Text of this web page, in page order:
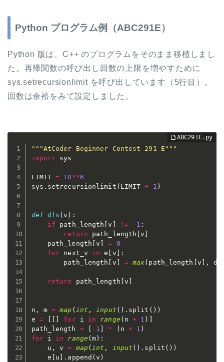
Python プログラム例（ABC291E）
Python 版は、C++ のプログラムをそのまま移植しまし
た。再帰関数の呼び出し回数の上限を増やすために
sys.setrecursionlimit を呼び出しています（5行目）。
回数は余裕をみて設定しました。
"""AtCoder Beginner Contest 291 E"""
import sys
LIMIT = 10 **6
sys . setrecursionlimit ( LIMIT + 1 )
def dfs (v ) :
if path_length [v != - 1 :
return path_length [v
    path_length
[v = 0
for next_v in e v
:
        path_length
v = max( path_length v ,
return path_length v
n , m = map ( int , input ( ) . split ( ) )
e = for i in range ( n + 1 )
path_length = - 1 * ( n + 1 )
for i in range (m ) :
    u
, v = map (int , input ( ) . split ( ) )
    e
u . append (v )